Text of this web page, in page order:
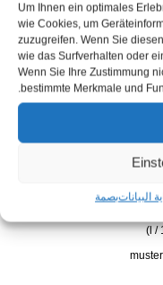
Um Ihnen ein optimales
wie Cookies, um
zuzugreifen. Wenn Sie
wie das Surfverhalten oder
Wenn Sie Ihre Zustimmung
bestimmte Merkmale und
البياناتبصمة
/
l
)